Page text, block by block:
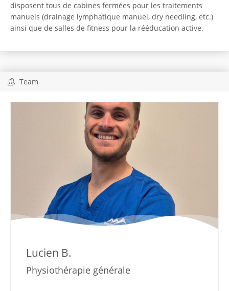
disposent tous de cabines fermées pour les traitements
manuels (drainage lymphatique manuel, dry needling, etc.)
ainsi que de salles de fitness pour la rééducation active.
Team
Lucien B.
Physiothérapie générale